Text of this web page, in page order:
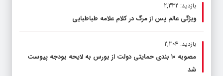
بازدید: 2,332
ویژگی عالم پس از مرگ در کلام علامه طباطبایی
بازدید: 2,304
مصوبه ۱۰ بندی حمایتی دولت از بورس به لایحه بودجه پیوست
شد